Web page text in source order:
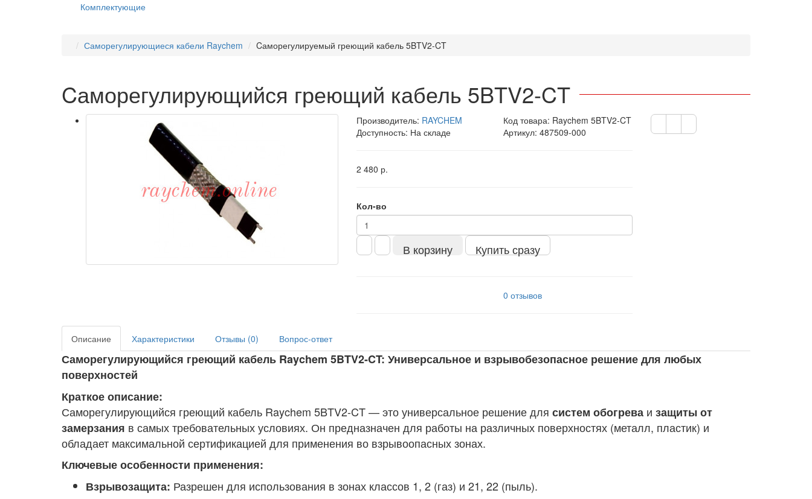
Комплектующие
Саморегулирующиеся кабели Raychem Cаморегулируемый греющий кабель 5BTV2-CT
Cаморегулирующийся греющий кабель 5BTV2-CT
Производитель: RAYCHEM Код товара: Raychem 5BTV2-CT
Доступность: На складе
Артикул: 487509-000
2 480 р.
Кол-во
В корзину Купить сразу
0 отзывов
Описание Характеристики Отзывы (0) Вопрос-ответ
Саморегулирующийся греющий кабель Raychem 5BTV2-CT: Универсальное и взрывобезопасное решение для любых
поверхностей
Краткое описание:
Саморегулирующийся греющий кабель Raychem 5BTV2-CT — это универсальное решение для систем обогрева и защиты от
замерзания в самых требовательных условиях. Он предназначен для работы на различных поверхностях (металл, пластик) и
обладает максимальной сертификацией для применения во взрывоопасных зонах.
Ключевые особенности применения:
Взрывозащита: Разрешен для использования в зонах классов 1, 2 (газ) и 21, 22 (пыль).